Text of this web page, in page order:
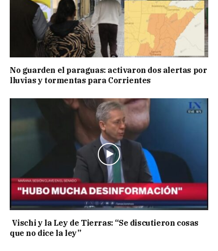
No guarden el paraguas: activaron dos alertas por
lluvias y tormentas para Corrientes
Vischi y la Ley de Tierras: “Se discutieron cosas
que no dice la ley”